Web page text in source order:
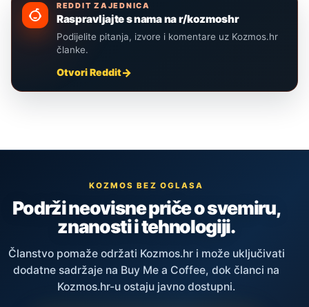
REDDIT ZAJEDNICA
Raspravljajte s nama na r/kozmoshr
Podijelite pitanja, izvore i komentare uz Kozmos.hr
članke.
Otvori Reddit
KOZMOS BEZ OGLASA
Podrži neovisne priče o svemiru,
znanosti i tehnologiji.
Članstvo pomaže održati Kozmos.hr i može uključivati
dodatne sadržaje na Buy Me a Coffee, dok članci na
Kozmos.hr-u ostaju javno dostupni.